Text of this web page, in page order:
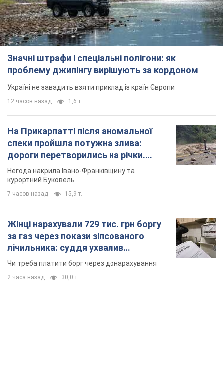
Значні штрафи і спеціальні полігони: як
проблему джипінгу вирішують за кордоном
Україні не завадить взяти приклад із країн Європи
12 часов назад 1,6 т.
На Прикарпатті після аномальної
спеки пройшла потужна злива:
дороги перетворились на річки.
Відео
Негода накрила Івано-Франківщину та
курортний Буковель
7 часов назад 15,9 т.
Жінці нарахували 729 тис. грн боргу
за газ через покази зіпсованого
лічильника: суддя ухвалив
неочікуване рішення
Чи треба платити борг через донарахування
2 часа назад 30,0 т.